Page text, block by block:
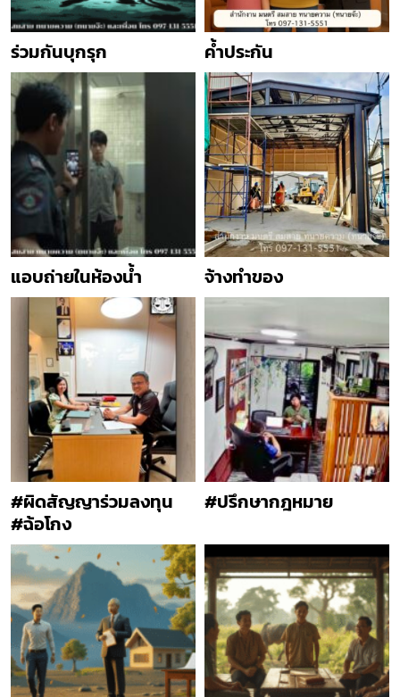
ร่วมกันบุกรุก ค้ำประกัน
แอบถ่ายในห้องน้ำ จ้างทำของ
#ผิดสัญญาร่วมลงทุน
#ฉ้อโกง
#ปรึกษากฎหมาย